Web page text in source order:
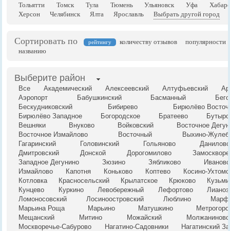
Тольятти
Томск Тула Тюмень Ульяновск Уфа
Херсон
Челябинск Ялта Ярославль Выбрать другой город
Сортировать по рейтингу количеству отзывов
популярности
названию
Выберите район
Все Академический Алексеевский Алтуфьевский
Аэропорт
Бабушкинский Басманный
Бескудниковский
Бибирево
Бирюлёво
Бирюлёво Западное
Богородское Братеево
Вешняки
Внуково Войковский
Восточное
Восточное Измайлово
Восточный
Выхино-
Гагаринский
Головинский Гольяново
Дмитровский
Донской Дорогомилово
Западное Дегунино
Зюзино Зябликово
Измайлово
Капотня Коньково Коптево
Косино-
Котловка
Красносельский Крылатское Крюково
Кунцево
Куркино Левобережный Лефортово
Ломоносовский
Лосиноостровский Люблино
Марьина Роща
Марьино Матушкино
Мещанский
Митино Можайский
Москворечье-Сабурово
Нагатино-Садовники Нагатинский